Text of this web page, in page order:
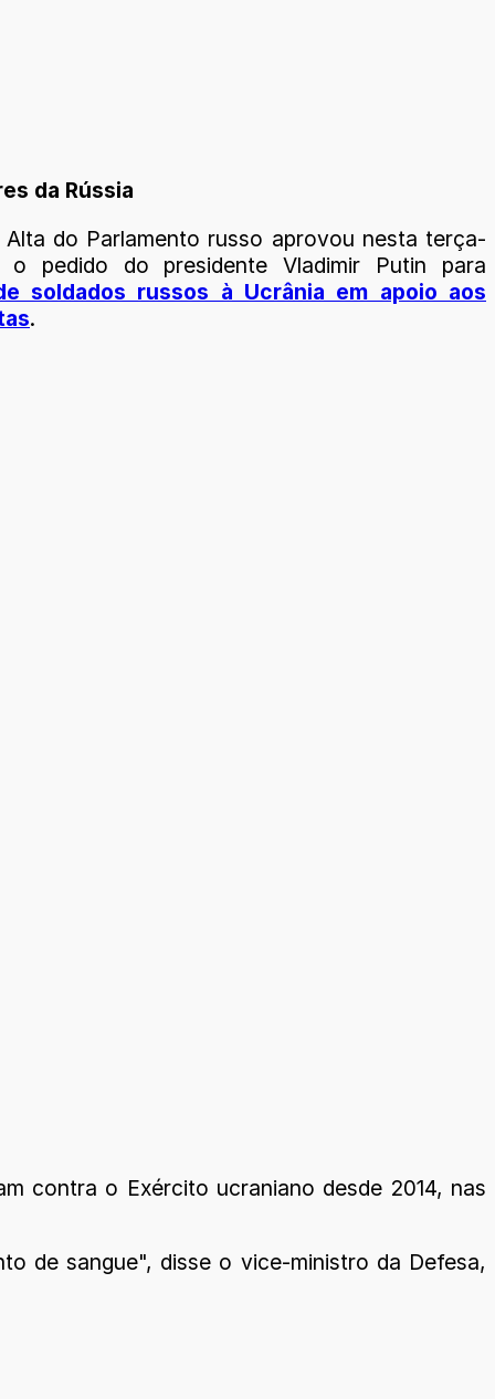
da Rússia
Alta do Parlamento russo aprovou nesta terça-
pedido do presidente Vladimir Putin para
soldados russos à Ucrânia em apoio aos
.
contra o Exército ucraniano desde 2014, nas
de sangue", disse o vice-ministro da Defesa,